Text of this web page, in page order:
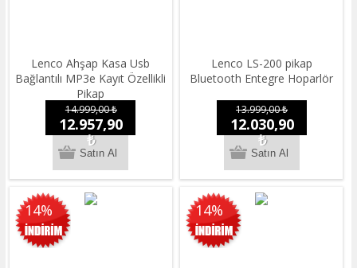
Lenco Ahşap Kasa Usb
Bağlantılı MP3e Kayıt Özellikli
Pikap
14.999,00 ₺
12.957,90
₺
Lenco LS-200 pikap
Bluetooth Entegre Hoparlör
13.999,00 ₺
12.030,90
₺
14% 14%